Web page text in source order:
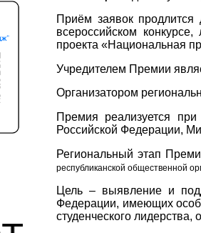
Приём заявок продлится
всероссийском
проекта «Национальная
Учредителем Премии
Организатором
Премия реализуется
Российской Федерации,
Региональный этап
республиканской общественной
Цель – выявление и
Федерации, имеющих
студенческого